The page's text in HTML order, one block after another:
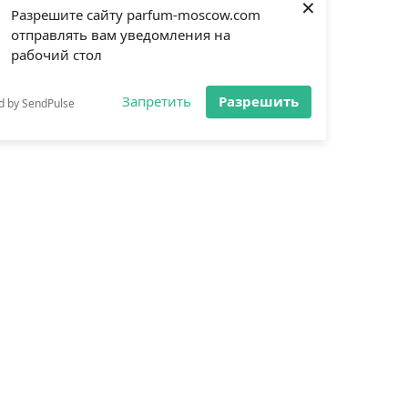
Разрешите сайту parfum-moscow.com
отправлять вам уведомления на
рабочий стол
by SendPulse Запретить Разрешить
×